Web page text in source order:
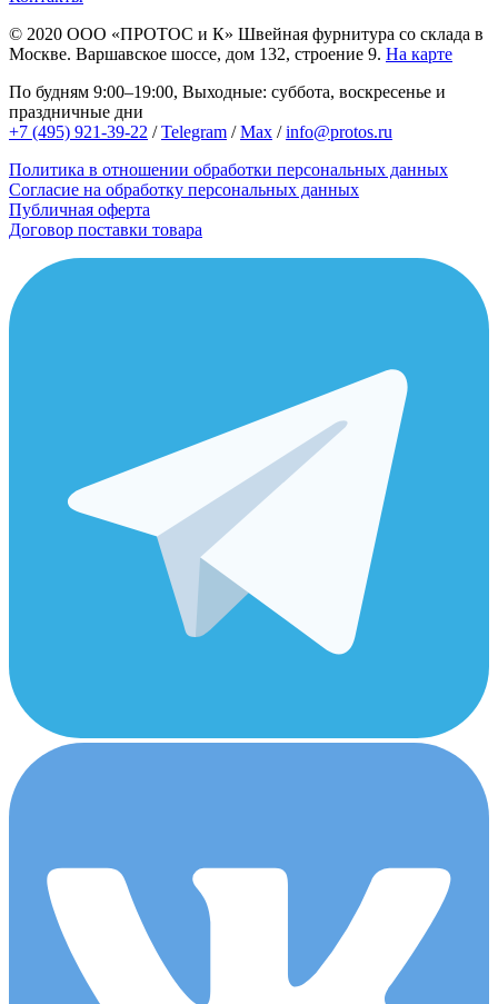
© 2020 ООО «ПРОТОС и К» Швейная фурнитура со склада в
Москве. Варшавское шоссе, дом 132, строение 9. На карте
По будням 9:00–19:00, Выходные: суббота, воскресенье и
праздничные дни
+7 (495) 921-39-22 /Telegram /Max /info@protos.ru
Политика в отношении обработки персональных данных
Согласие на обработку персональных данных
Публичная оферта
Договор поставки товара